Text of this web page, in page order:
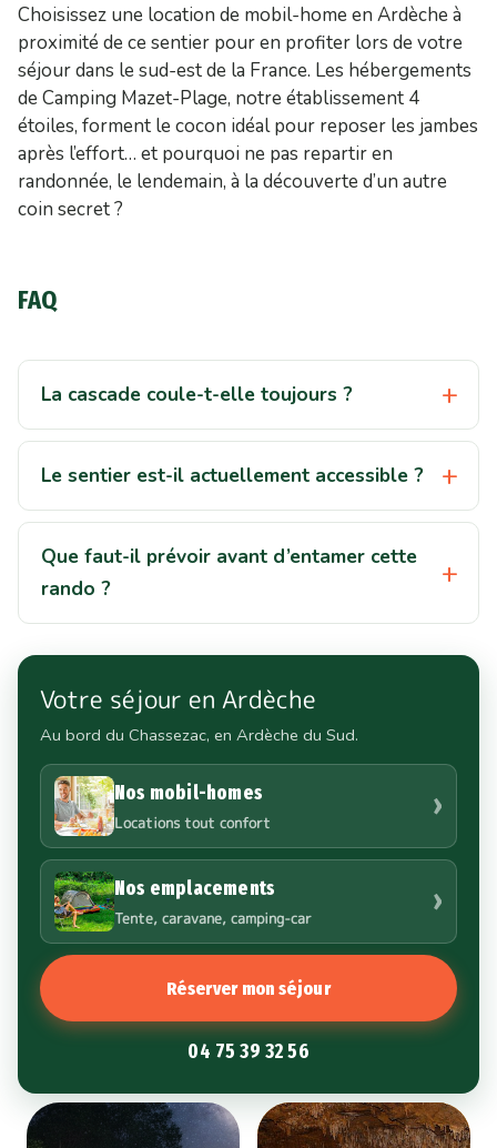
Choisissez une location de mobil-home en Ardèche à
proximité de ce sentier pour en profiter lors de votre
séjour dans le sud-est de la France. Les hébergements
de Camping Mazet-Plage, notre établissement 4
étoiles, forment le cocon idéal pour reposer les jambes
après l’effort… et pourquoi ne pas repartir en
randonnée, le lendemain, à la découverte d’un autre
coin secret ?
FAQ
La cascade coule-t-elle toujours ?
Le sentier est-il actuellement accessible ?
Que faut-il prévoir avant d’entamer cette
rando ?
Votre séjour en Ardèche
Au bord du Chassezac, en Ardèche du Sud.
Nos mobil-homes
Locations tout confort ›
Nos emplacements
Tente, caravane, camping-car ›
Réserver mon séjour
04 75 39 32 56